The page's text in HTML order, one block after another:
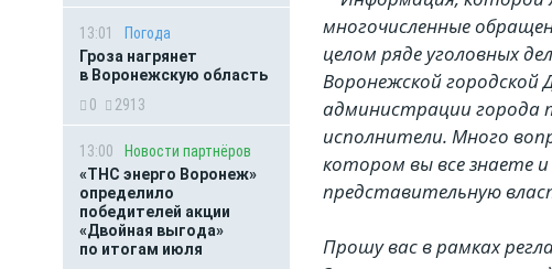
13:01
Погода
Гроза нагрянет
в Воронежскую область
0
2913
13:00
Новости партнёров
«ТНС энерго Воронеж»
определило
победителей акции
«Двойная выгода»
по итогам июля
многочисленные
целом ряде уголовных
Воронежской городской
администрации города
исполнители. Много
котором вы все знаете
представительную
Прошу вас в рамках